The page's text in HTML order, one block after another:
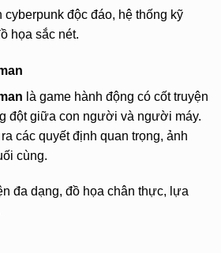
cyberpunk độc đáo, hệ thống kỹ
họa sắc nét.
là game hành động có cốt truyện
đột giữa con người và người máy.
các quyết định quan trọng, ảnh
cùng.
đa dạng, đồ họa chân thực, lựa